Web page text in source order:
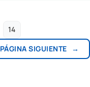
14
PÁGINA SIGUIENTE
→